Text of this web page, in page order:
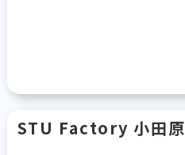
STU Factory 小田原